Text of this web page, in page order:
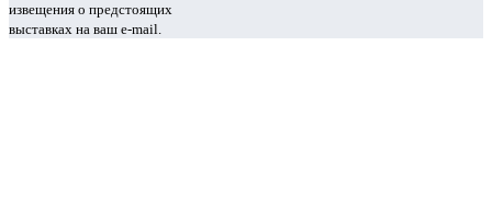
извещения о предстоящих
выставках на ваш e-mail.